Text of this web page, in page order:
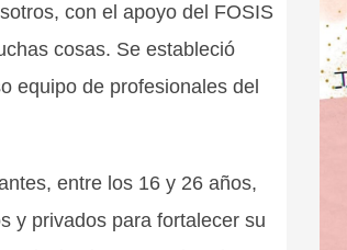
con el apoyo del FOSIS
cosas. Se estableció
equipo de profesionales del
entre los 16 y 26 años,
y privados para fortalecer su